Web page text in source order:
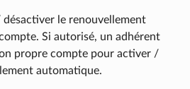
le renouvellement
Si autorisé, un adhérent
propre compte pour activer /
automatique.